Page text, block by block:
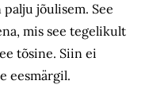
jõulisem. See
mis see tegelikult
tõsine. Siin ei
eesmärgil.